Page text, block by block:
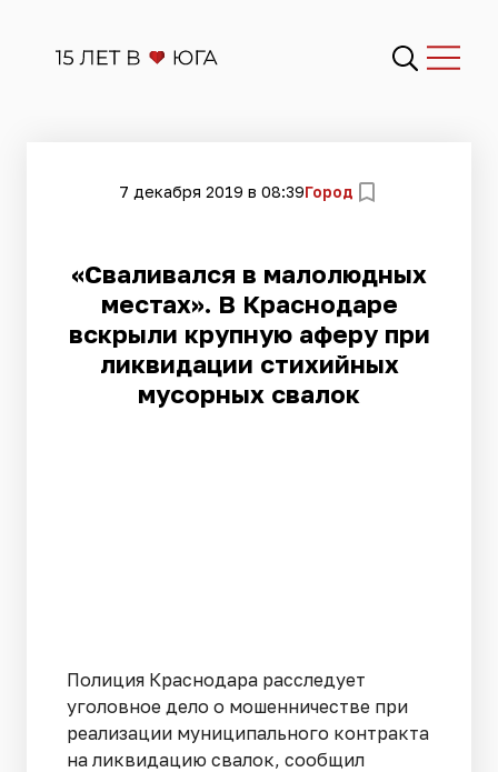
7 декабря 2019 в 08:39Город
«Сваливался в малолюдных
местах». В Краснодаре
вскрыли крупную аферу при
ликвидации стихийных
мусорных свалок
Полиция Краснодара расследует
уголовное дело о мошенничестве при
реализации муниципального контракта
на ликвидацию свалок, сообщил